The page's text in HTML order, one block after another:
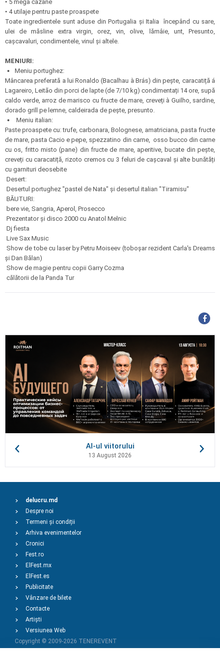
• 5 mega cazane
• 4 utilaje pentru paste proaspete
Toate ingredientele sunt aduse din Portugalia și Italia începând cu sare,
ulei de măsline extra virgin, orez, vin, olive, lămâie, unt, Presunto,
cașcavaluri, condimentele, vinul și altele.
MENIURI:
Meniu portughez:
Mâncarea preferată a lui Ronaldo (Bacalhau à Brás) din pește, caracatiță á
Lagareiro, Leitão din porci de lapte (de 7/10 kg) condimentați 14 ore, supă
caldo verde, arroz de marisco cu fructe de mare, creveți à Guilho, sardine,
dorado grill pe lemne, caldeirada de pește, presunto.
Meniu italian:
Paste proaspete cu: trufe, carbonara, Bolognese, amatriciana, pasta fructe
de mare, pasta Cacio e pepe, spezzatino din carne, osso bucco din carne
cu os, fritto misto (pane) din fructe de mare, aperitive, bucate din pește,
creveți cu caracatiță, rizoto cremos cu 3 feluri de cașcaval și alte bunătăți
cu garnituri deosebite
Desert:
Desertul portughez "pastel de Nata" și desertul italian "Tiramisu"
BĂUTURI:
bere vie, Sangria, Aperol, Prosecco
Prezentator și disco 2000 cu Anatol Melnic
Dj fiesta
Live Sax Music
Show de tobe cu laser by Petru Moiseev (toboșar rezident Carla's Dreams
și Dan Bălan)
Show de magie pentru copii Garry Cozma
călătorii de la Panda Tur
AI-ul viitorului
13 August 2026
delucru.md
Despre noi
Termeni și condiții
Arhiva evenimentelor
Cronici
Fest.ro
ElFest.mx
ElFest.es
Publicitate
Vânzare de bilete
Contacte
Artiști
Versiunea Web
Copyright © 2009-2026 TENEREVENT